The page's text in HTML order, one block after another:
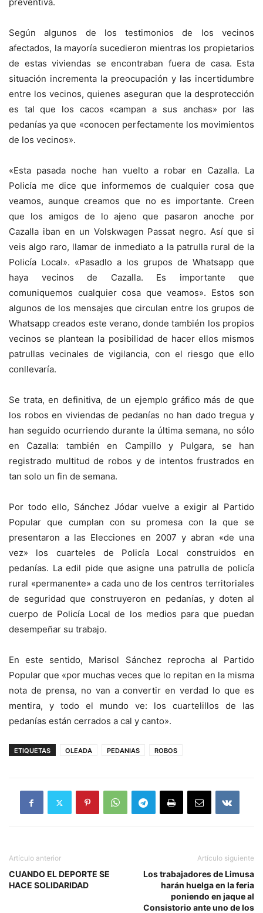
Según algunos de los testimonios de los vecinos
afectados, la mayoría sucedieron mientras los propietarios
de estas viviendas se encontraban fuera de casa. Esta
situación incrementa la preocupación y las incertidumbre
entre los vecinos, quienes aseguran que la desprotección
es tal que los cacos «campan a sus anchas» por las
pedanías ya que «conocen perfectamente los movimientos
de los vecinos».
«Esta pasada noche han vuelto a robar en Cazalla. La
Policía me dice que informemos de cualquier cosa que
veamos, aunque creamos que no es importante. Creen
que los amigos de lo ajeno que pasaron anoche por
Cazalla iban en un Volskwagen Passat negro. Así que si
veis algo raro, llamar de inmediato a la patrulla rural de la
Policía Local». «Pasadlo a los grupos de Whatsapp que
haya vecinos de Cazalla. Es importante que
comuniquemos cualquier cosa que veamos». Estos son
algunos de los mensajes que circulan entre los grupos de
Whatsapp creados este verano, donde también los propios
vecinos se plantean la posibilidad de hacer ellos mismos
patrullas vecinales de vigilancia, con el riesgo que ello
conllevaría.
Se trata, en definitiva, de un ejemplo gráfico más de que
los robos en viviendas de pedanías no han dado tregua y
han seguido ocurriendo durante la última semana, no sólo
en Cazalla: también en Campillo y Pulgara, se han
registrado multitud de robos y de intentos frustrados en
tan solo un fin de semana.
Por todo ello, Sánchez Jódar vuelve a exigir al Partido
Popular que cumplan con su promesa con la que se
presentaron a las Elecciones en 2007 y abran «de una
vez» los cuarteles de Policía Local construidos en
pedanías. La edil pide que asigne una patrulla de policía
rural «permanente» a cada uno de los centros territoriales
de seguridad que construyeron en pedanías, y doten al
cuerpo de Policía Local de los medios para que puedan
desempeñar su trabajo.
En este sentido, Marisol Sánchez reprocha al Partido
Popular que «por muchas veces que lo repitan en la misma
nota de prensa, no van a convertir en verdad lo que es
mentira, y todo el mundo ve: los cuartelillos de las
pedanías están cerrados a cal y canto».
ETIQUETAS OLEADA PEDANIAS ROBOS
Artículo anterior
CUANDO EL DEPORTE SE
HACE SOLIDARIDAD
Artículo siguiente
Los trabajadores de Limusa
harán huelga en la feria
poniendo en jaque al
Consistorio ante uno de los